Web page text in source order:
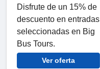
Disfrute de un 15% de
descuento en entradas
seleccionadas en Big
Bus Tours.
Ver oferta